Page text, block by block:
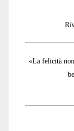
«La felicità